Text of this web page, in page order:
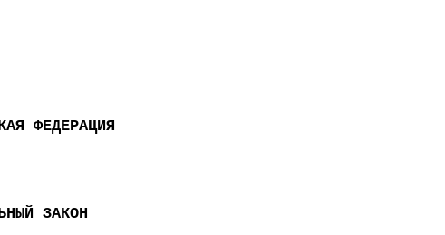
ФЕДЕРАЦИЯ
ЗАКОН